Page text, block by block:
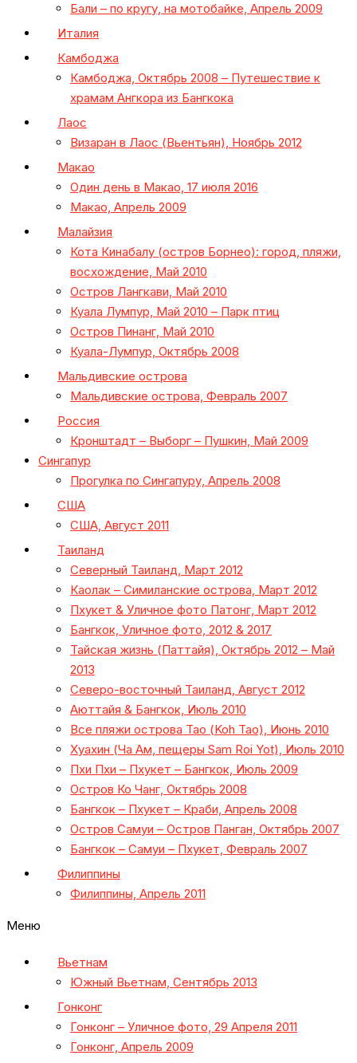
Бали – по кругу, на мотобайке, Апрель 2009
Италия
Камбоджа
Камбоджа, Октябрь 2008 – Путешествие к
храмам Ангкора из Бангкока
Лаос
Визаран в Лаос (Вьентьян), Ноябрь 2012
Макао
Один день в Макао, 17 июля 2016
Макао, Апрель 2009
Малайзия
Кота Кинабалу (остров Борнео): город, пляжи,
восхождение, Май 2010
Остров Лангкави, Май 2010
Куала Лумпур, Май 2010 – Парк птиц
Остров Пинанг, Май 2010
Куала-Лумпур, Октябрь 2008
Мальдивские острова
Мальдивские острова, Февраль 2007
Россия
Кронштадт – Выборг – Пушкин, Май 2009
Сингапур
Прогулка по Сингапуру, Апрель 2008
США
США, Август 2011
Таиланд
Северный Таиланд, Март 2012
Каолак – Симиланские острова, Март 2012
Пхукет & Уличное фото Патонг, Март 2012
Бангкок, Уличное фото, 2012 & 2017
Тайская жизнь (Паттайя), Октябрь 2012 – Май
2013
Северо-восточный Таиланд, Август 2012
Аюттайя & Бангкок, Июль 2010
Все пляжи острова Тао (Koh Tao), Июнь 2010
Хуахин (Ча Ам, пещеры Sam Roi Yot), Июль 2010
Пхи Пхи – Пхукет – Бангкок, Июль 2009
Остров Ко Чанг, Октябрь 2008
Бангкок – Пхукет – Краби, Апрель 2008
Остров Самуи – Остров Панган, Октябрь 2007
Бангкок – Самуи – Пхукет, Февраль 2007
Филиппины
Филиппины, Апрель 2011
Меню
Вьетнам
Южный Вьетнам, Сентябрь 2013
Гонконг
Гонконг – Уличное фото, 29 Апреля 2011
Гонконг, Апрель 2009